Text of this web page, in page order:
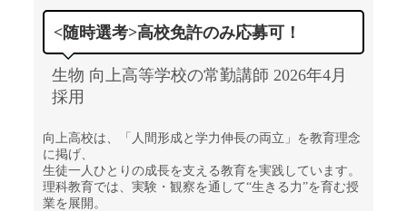
<随時選考>高校免許のみ応募可！
生物 向上高等学校の常勤講師 2026年4月
採用
向上高校は、「人間形成と学力伸長の両立」を教育理念
に掲げ、
生徒一人ひとりの成長を支える教育を実践しています。
理科教育では、実験・観察を通して“生きる力”を育む授
業を展開。